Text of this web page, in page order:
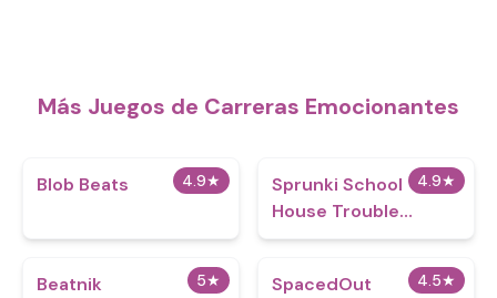
Más Juegos de Carreras Emocionantes
4.9★
Blob Beats​ 4.9★
Sprunki School
House Trouble
Babies 2
5★
Beatnik 4.5★
SpacedOut